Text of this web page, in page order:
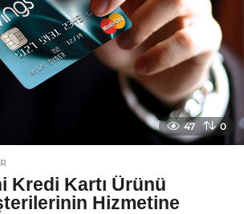
47 0
Kredi Kartı Ürünü
Hizmetine